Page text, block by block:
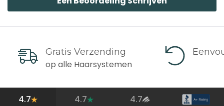
Gratis Verzending
op alle Haarsystemen
4.7 4.7 4.7